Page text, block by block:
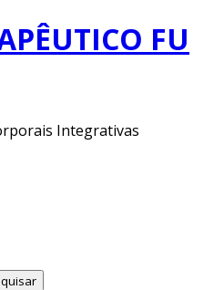
FU
Integrativas